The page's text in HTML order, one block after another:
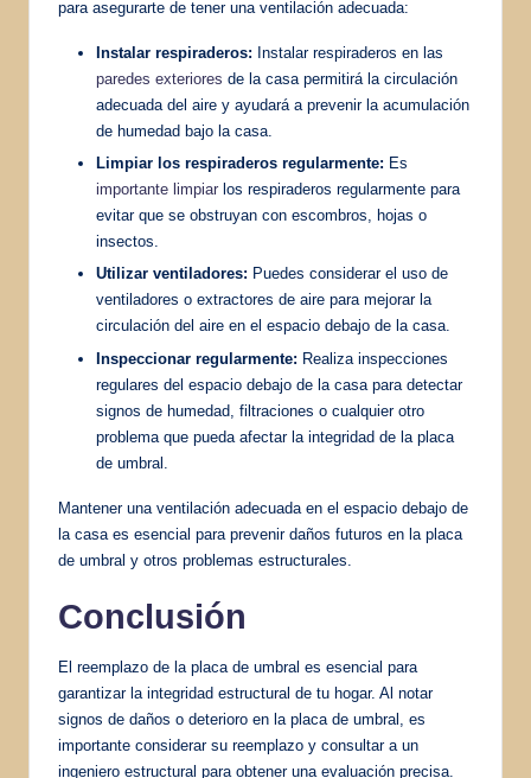
para asegurarte de tener una ventilación adecuada:
Instalar respiraderos: Instalar respiraderos en las
paredes exteriores de la casa permitirá la circulación
adecuada del aire y ayudará a prevenir la acumulación
de humedad bajo la casa.
Limpiar los respiraderos regularmente: Es
importante limpiar los respiraderos regularmente para
evitar que se obstruyan con escombros, hojas o
insectos.
Utilizar ventiladores: Puedes considerar el uso de
ventiladores o extractores de aire para mejorar la
circulación del aire en el espacio debajo de la casa.
Inspeccionar regularmente: Realiza inspecciones
regulares del espacio debajo de la casa para detectar
signos de humedad, filtraciones o cualquier otro
problema que pueda afectar la integridad de la placa
de umbral.
Mantener una ventilación adecuada en el espacio debajo de
la casa es esencial para prevenir daños futuros en la placa
de umbral y otros problemas estructurales.
Conclusión
El reemplazo de la placa de umbral es esencial para
garantizar la integridad estructural de tu hogar. Al notar
signos de daños o deterioro en la placa de umbral, es
importante considerar su reemplazo y consultar a un
ingeniero estructural para obtener una evaluación precisa.